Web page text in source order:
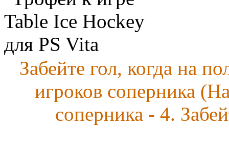
Забейте гол, когда на
игроков соперника
соперника - 4.